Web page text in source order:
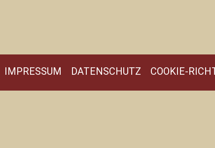
IMPRESSUM DATENSCHUTZ COOKIE-